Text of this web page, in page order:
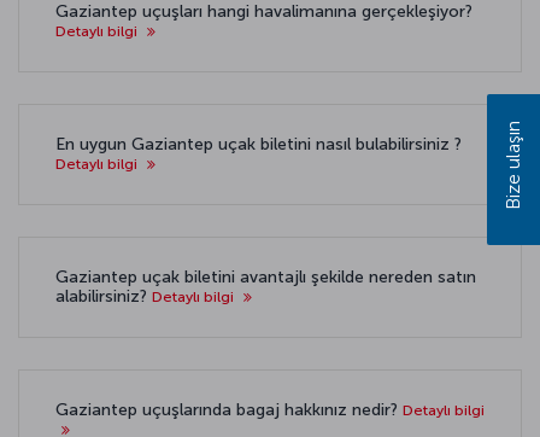
Gaziantep uçuşları hangi havalimanına gerçekleşiyor?
Detaylı bilgi
En uygun Gaziantep uçak biletini nasıl bulabilirsiniz ?
Detaylı bilgi
Gaziantep uçak biletini avantajlı şekilde nereden satın
alabilirsiniz? Detaylı bilgi
Gaziantep uçuşlarında bagaj hakkınız nedir? Detaylı bilgi
Bize ulaşın